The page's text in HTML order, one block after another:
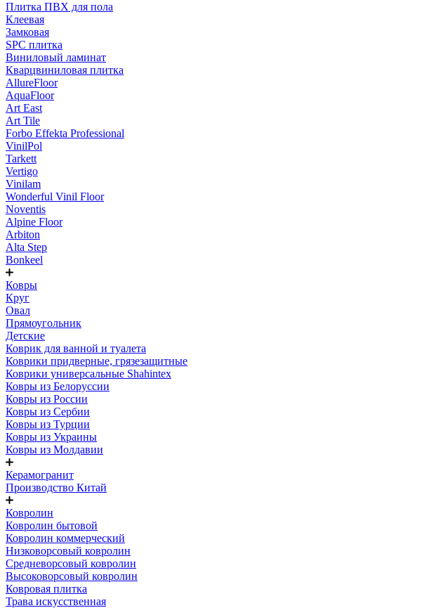
Плитка ПВХ для пола
Клеевая
Замковая
SPC плитка
Виниловый ламинат
Кварцвиниловая плитка
AllureFloor
AquaFloor
Art East
Art Tile
Forbo Effekta Professional
VinilPol
Tarkett
Vertigo
Vinilam
Wonderful Vinil Floor
Noventis
Alpine Floor
Arbiton
Alta Step
Bonkeel
Ковры
Круг
Овал
Прямоугольник
Детские
Коврик для ванной и туалета
Коврики придверные, грязезащитные
Коврики универсальные Shahintex
Ковры из Белоруссии
Ковры из России
Ковры из Сербии
Ковры из Турции
Ковры из Украины
Ковры из Молдавии
Керамогранит
Производство Китай
Ковролин
Ковролин бытовой
Ковролин коммерческий
Низковорсовый ковролин
Средневорсовый ковролин
Высоковорсовый ковролин
Ковровая плитка
Трава искусственная